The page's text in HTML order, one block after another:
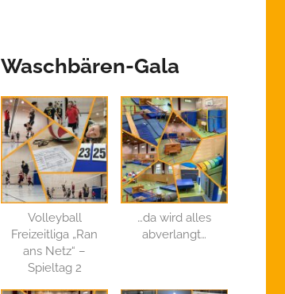
Waschbären-Gala
Volleyball
Freizeitliga „Ran
ans Netz“ –
Spieltag 2
…da wird alles
abverlangt…